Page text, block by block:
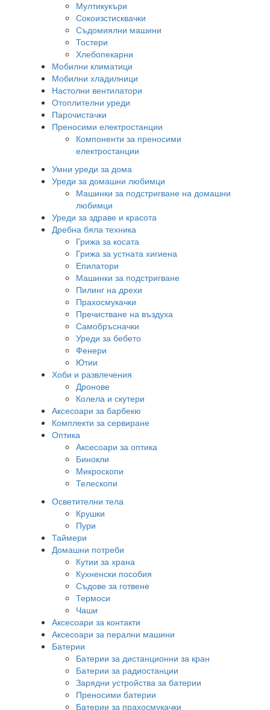
Мултикукъри
Сокоизстисквачки
Съдомиялни машини
Тостери
Хлебопекарни
Мобилни климатици
Мобилни хладилници
Настолни вентилатори
Отоплителни уреди
Парочистачки
Преносими електростанции
Компоненти за преносими
електростанции
Умни уреди за дома
Уреди за домашни любимци
Машинки за подстригване на домашни
любимци
Уреди за здраве и красота
Дребна бяла техника
Грижа за косата
Грижа за устната хигиена
Епилатори
Машинки за подстригване
Пилинг на дрехи
Прахосмукачки
Пречистване на въздуха
Самобръсначки
Уреди за бебето
Фенери
Ютии
Хоби и развлечения
Дронове
Колела и скутери
Аксесоари за барбекю
Комплекти за сервиране
Оптика
Аксесоари за оптика
Бинокли
Микроскопи
Телескопи
Осветителни тела
Крушки
Пури
Таймери
Домашни потреби
Кутии за храна
Кухненски пособия
Съдове за готвене
Термоси
Чаши
Аксесоари за контакти
Аксесоари за перални машини
Батерии
Батерии за дистанционни за кран
Батерии за радиостанции
Зарядни устройства за батерии
Преносими батерии
Батерии за прахосмукачки